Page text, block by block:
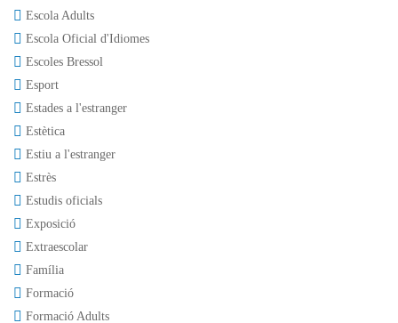
Escola Adults
Escola Oficial d'Idiomes
Escoles Bressol
Esport
Estades a l'estranger
Estètica
Estiu a l'estranger
Estrès
Estudis oficials
Exposició
Extraescolar
Família
Formació
Formació Adults